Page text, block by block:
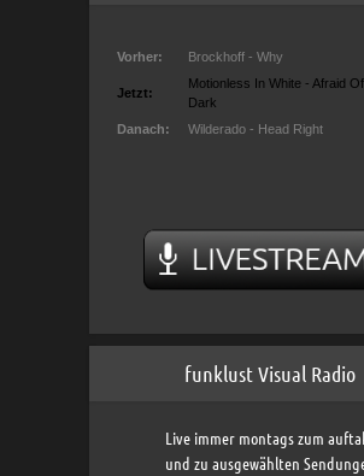
funklust Visual Radio
Live immer montags zum
und zu ausgewählten